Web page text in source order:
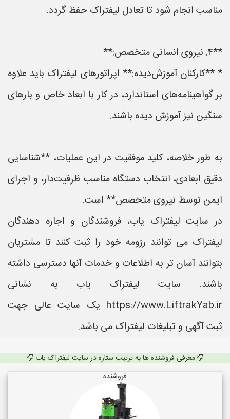
مناسب انجام شود تا تعادل لیفتراک حفظ گردد.
**۴. نیروی انسانی متخصص:**
* **کارکنان آموزش‌دیده:** اپراتورهای لیفتراک باید علاوه
بر گواهینامه‌های استاندارد، در کار با ابعاد خاص و بارهای
سنگین نیز آموزش دیده باشند.
به طور خلاصه، کلید موفقیت در این عملیات، **شناسایی
دقیق ابعادی، انتخاب دستگاه مناسب ظرفیت‌دار، و اجرای
ایمن توسط نیروی متخصص** است.
در سایت لیفتراک یاب، فروشندگان و اجاره دهندگان
لیفتراک می توانند رزومه خود را ثبت کنند تا مشتریان
بتوانند آسان تر به اطلاعات و خدمات آنها دسترسی داشته
باشند. سایت لیفتراک یاب به نشانی
https://www.LiftrakYab.ir یک سایت عالی جهت
ثبت آگهی و تبلیغات لیفتراک می باشد.
معرفی فروشنده ها به ترتیب ستاره در سایت لیفتراک یاب
فروشنده